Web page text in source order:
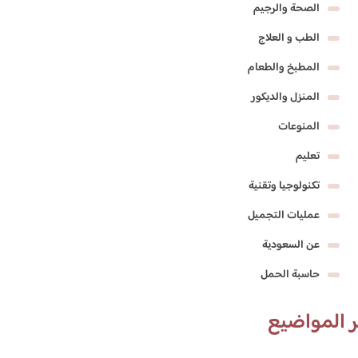
الصحة والرجيم
الطب و العلاج
المطبخ والطعام
المنزل والديكور
المنوعات
تعليم
تكنولوجيا وتقنية
عمليات التجميل
عن السعودية
حاسبة الحمل
المواضيع